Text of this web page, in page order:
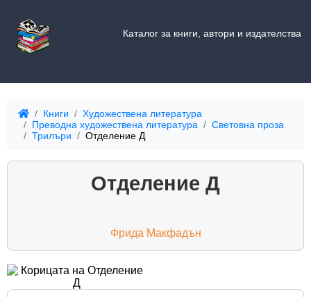
Каталог за книги, автори и издателства
Книги
Художествена литература
Преводна художествена литература
Световна проза
Трилъри
Отделение Д
Отделение Д
Фрида Макфадън